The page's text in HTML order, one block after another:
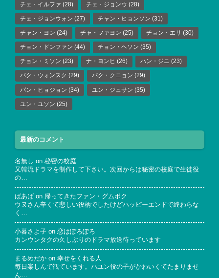
チェ・イルファ (28) チェ・ジョンウ (28)
チェ・ジョンウォン (27) チャン・ヒョンソン (31)
チャン・ヨン (24) チャ・ファヨン (25) チョン・エリ (30)
チョン・ドンファン (44) チョン・ヘソン (35)
チョン・ミソン (23) ナ・ヨンヒ (26) ハン・ジニ (23)
パク・ウォンスク (29) パク・クニョン (29)
パン・ヒョジョン (34) ユン・ジュサン (35)
ユン・ユソン (25)
最新のコメント
名無し on 秘密の校庭
又韓流ドラマを制作して下さい。次回からは秘密の校庭で生徒役
の…
ばあば on 帰ってきたファン・グムボク
ウヌさん辛くて悲しい役柄でしたけどハッピーエンドで終わらな
く…
小暮さよ子 on 恋はぽろぽろ
カンウンタクの久しぶりのドラマ放送待っています
まるめだか on 幸せをくれる人
毎日楽しんで観ています。ハユン役の子がかわいくてたまりませ
ん…